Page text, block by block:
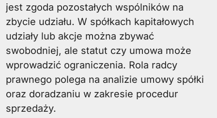
jest zgoda pozostałych wspólników na
zbycie udziału. W spółkach kapitałowych
udziały lub akcje można zbywać
swobodniej, ale statut czy umowa może
wprowadzić ograniczenia. Rola radcy
prawnego polega na analizie umowy spółki
oraz doradzaniu w zakresie procedur
sprzedaży.